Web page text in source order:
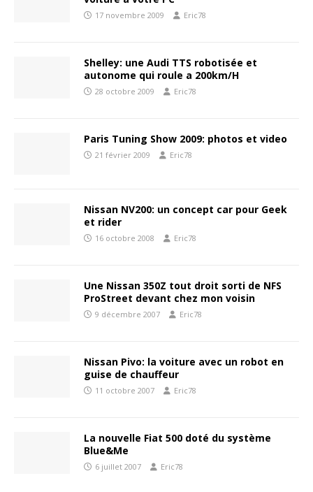
17 novembre 2009 Eric78
Shelley: une Audi TTS robotisée et
autonome qui roule a 200km/H
28 octobre 2009 Eric78
Paris Tuning Show 2009: photos et video
21 février 2009 Eric78
Nissan NV200: un concept car pour Geek
et rider
16 octobre 2008 Eric78
Une Nissan 350Z tout droit sorti de NFS
ProStreet devant chez mon voisin
9 décembre 2007 Eric78
Nissan Pivo: la voiture avec un robot en
guise de chauffeur
11 octobre 2007 Eric78
La nouvelle Fiat 500 doté du système
Blue&Me
6 juillet 2007 Eric78